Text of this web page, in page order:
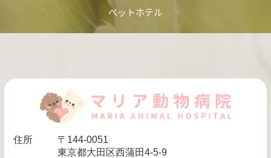
ペットホテル
住所
〒144-0051
東京都大田区西蒲田4-5-9